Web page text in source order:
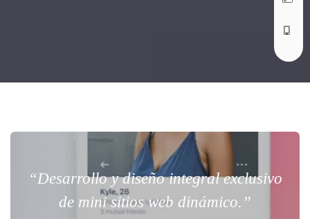
“Desarrollo y diseño integral exclusivo
de mini sitios web dinámico.”